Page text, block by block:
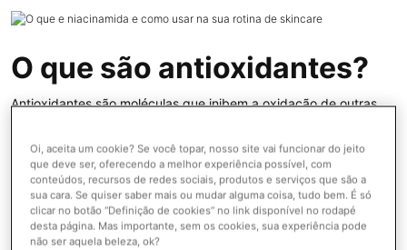
O que são antioxidantes?
Antioxidantes são moléculas que inibem a oxidação de outras
envelhecimento causados pelos radicais livres. A niacinamida
oferece benefícios antioxidantes, como proteção contra
agressores ambientais e melhora da função de barreira,
mantendo a pele equilibrada e saudável. Como os antioxidantes
são essenciais para o DNA da marca, especialmente quando
combinados com tratamentos profissionais, a SkinCeuticals é a
Oi, aceita um cookie? Se você topar, nosso site vai funcionar do jeito
que deve ser, oferecendo a melhor experiência possível, com
conteúdos, recursos de redes sociais, produtos e serviços que são a
sua cara. Se quiser saber mais ou mudar alguma coisa, tudo bem. É só
clicar no botão “Definição de cookies” no link disponível no rodapé
desta página. Mas importante, sem os cookies, sua experiência pode
não ser aquela beleza, ok?